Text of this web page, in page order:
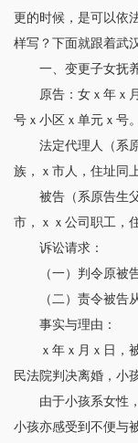
更的时候，是可以依
样写？下面就跟着武
一、变更子女抚
原告：女ｘ年ｘ
号ｘ小区ｘ单元ｘ号。
法定代理人（系
族，ｘ市人，住址同上
被告（系原告生
市，ｘｘ公司职工，
诉讼请求：
（一）判令原被
（二）责令被告
事实与理由：
ｘ年ｘ月ｘ日，
民法院判决离婚，小
由于小孩系女性
小孩亦感受到不便与